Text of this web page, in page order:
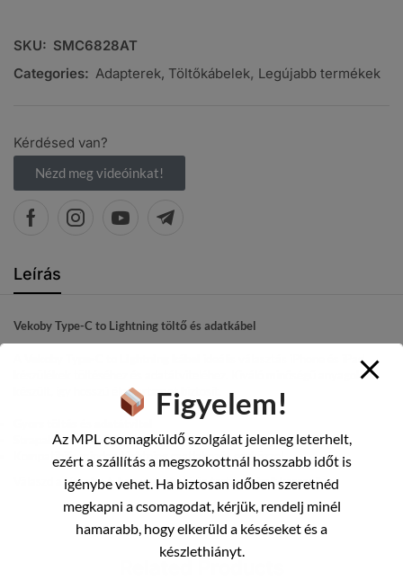
SKU: SMC6828AT
Categories: Adapterek, Töltőkábelek, Legújabb termékek
Kérdésed van?
Nézd meg videóinkat!
Leírás
Vekoby Type-C to Lightning töltő és adatkábel
ideális választás iPhone és iPad
készülékek töltéséhez és adatátviteléhez. Kiváló minőségű anyagokból
készült, így hosszú élettartamot biztosít.
Strapabíró kialakítás
Kompatibilis minden Lightning csatlakozós eszközzel
Válaszd a Vekoby-t, ha megbízható és tartós kábelt keresel!
Related Products
Figyelem!
Az MPL csomagküldő szolgálat jelenleg leterhelt,
ezért a szállítás a megszokottnál hosszabb időt is
igénybe vehet. Ha biztosan időben szeretnéd
megkapni a csomagodat, kérjük, rendelj minél
hamarabb, hogy elkerüld a késéseket és a
készlethiányt.